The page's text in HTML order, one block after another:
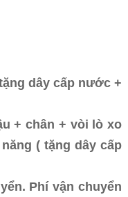
dây cấp nước +
+ chân + vòi lò xo
( tặng dây cấp
Phí vận chuyển